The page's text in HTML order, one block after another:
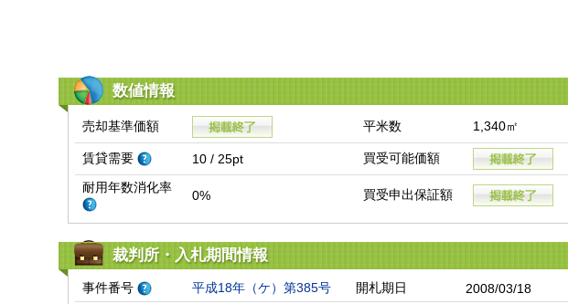
数値情報
売却基準価額 平米数 1,340㎡
賃貸需要 10 / 25pt
買受可能価額
耐用年数消化率
0% 買受申出保証額
裁判所・入札期間情報
事件番号 平成18年（ケ）第385号 開札期日
2008/03/18